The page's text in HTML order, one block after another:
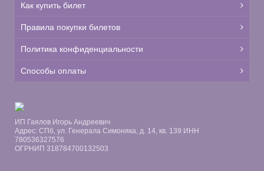
Как купить билет
Правила покупки билетов
Политика конфиденциальности
Способы оплаты
ИП Гаялов Игорь Андреевич
Адрес: СПб, ул. Генерала Симоняка, д. 14, кв. 139 ИНН
780536327576
ОГРНИП 318784700132503